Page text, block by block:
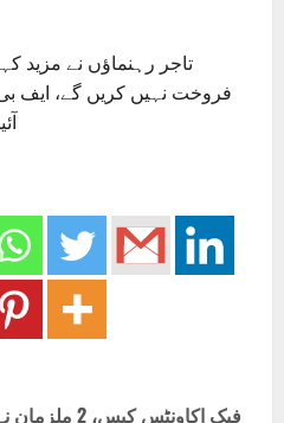
تاجر رہنماؤں نے مزید
فروخت نہیں کریں گے، ایف